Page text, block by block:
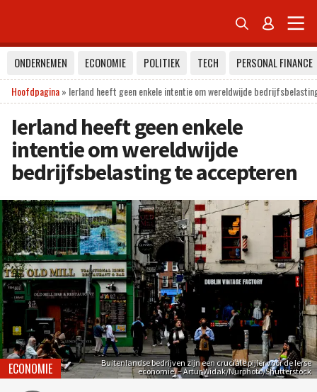
 
ONDERNEMEN ECONOMIE POLITIEK TECH
PERSONAL FINANCE
Hoofdpagina» Ierland heeft geen enkele intentie om wereldwijde
Ierland heeft geen enkele
intentie om wereldwijde
bedrijfsbelasting te accepteren
Buitenlandse bedrijven zijn een cruciale pijler voor de Ierse
economie. – Artur Widak/Nurphoto/Shutterstock
ECONOMIE